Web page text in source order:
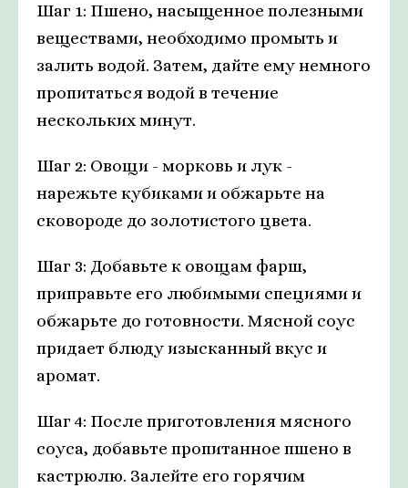
Шаг 1: Пшено, насыщенное полезными
веществами, необходимо промыть и
залить водой. Затем, дайте ему немного
пропитаться водой в течение
нескольких минут.
Шаг 2: Овощи - морковь и лук -
нарежьте кубиками и обжарьте на
сковороде до золотистого цвета.
Шаг 3: Добавьте к овощам фарш,
приправьте его любимыми специями и
обжарьте до готовности. Мясной соус
придает блюду изысканный вкус и
аромат.
Шаг 4: После приготовления мясного
соуса, добавьте пропитанное пшено в
кастрюлю. Залейте его горячим